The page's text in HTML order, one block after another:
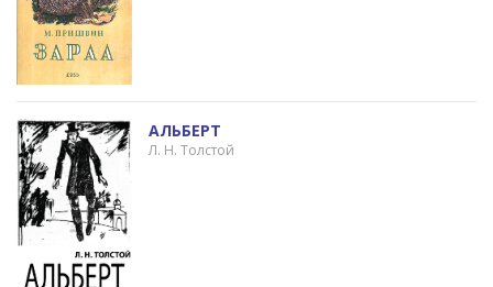
АЛЬБЕРТ
Л. Н. Толстой